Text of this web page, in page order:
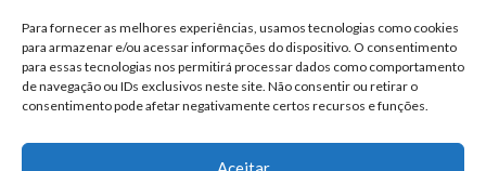
Para fornecer as melhores experiências, usamos tecnologias como cookies
para armazenar e/ou acessar informações do dispositivo. O consentimento
para essas tecnologias nos permitirá processar dados como comportamento
de navegação ou IDs exclusivos neste site. Não consentir ou retirar o
consentimento pode afetar negativamente certos recursos e funções.
informatica@ganeplar.com.br